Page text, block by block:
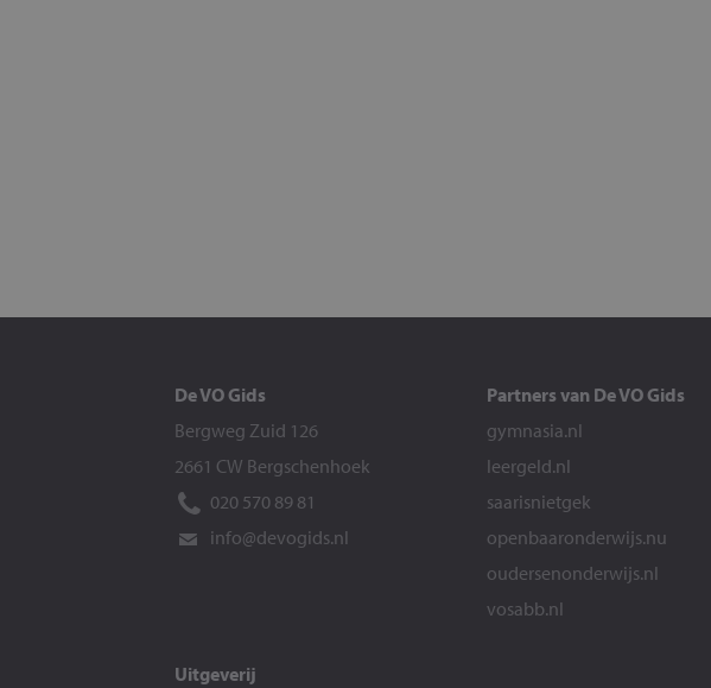
De VO Gids
Bergweg Zuid 126
2661 CW Bergschenhoek
020 570 89 81
info@devogids.nl
Partners van De VO Gids
gymnasia.nl
leergeld.nl
saarisnietgek
openbaaronderwijs.nu
oudersenonderwijs.nl
vosabb.nl
Uitgeverij